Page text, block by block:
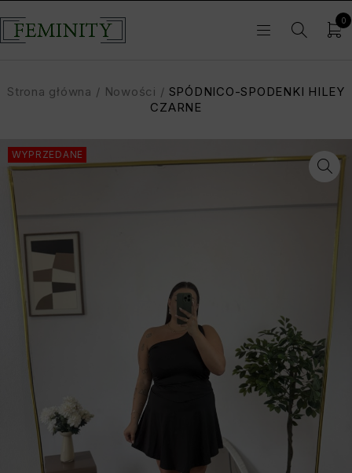
0
Strona główna / Nowości / SPÓDNICO-SPODENKI HILEY
CZARNE
WYPRZEDANE